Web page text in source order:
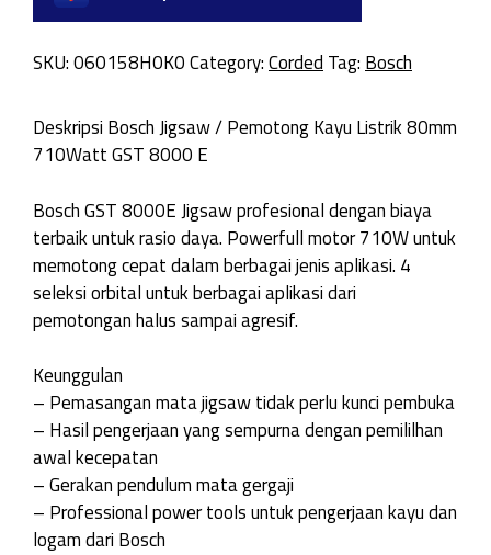
SKU:060158H0K0Category:Corded Tag: Bosch
Deskripsi Bosch Jigsaw / Pemotong Kayu Listrik 80mm
710Watt GST 8000 E
Bosch GST 8000E Jigsaw profesional dengan biaya
terbaik untuk rasio daya. Powerfull motor 710W untuk
memotong cepat dalam berbagai jenis aplikasi. 4
seleksi orbital untuk berbagai aplikasi dari
pemotongan halus sampai agresif.
Keunggulan
– Pemasangan mata jigsaw tidak perlu kunci pembuka
– Hasil pengerjaan yang sempurna dengan pemililhan
awal kecepatan
– Gerakan pendulum mata gergaji
– Professional power tools untuk pengerjaan kayu dan
logam dari Bosch